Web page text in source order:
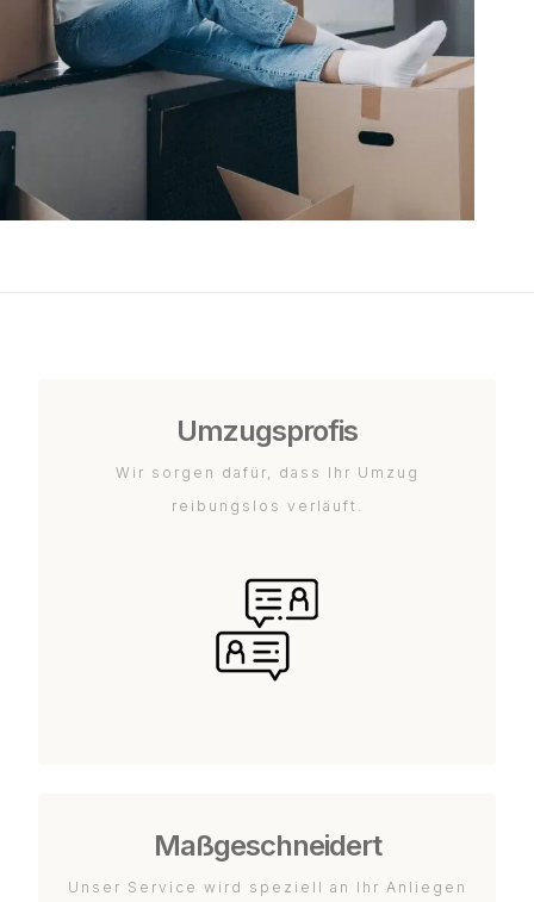
Umzugsprofis
Wir sorgen dafür, dass Ihr Umzug
reibungslos verläuft.
Maßgeschneidert
Unser Service wird speziell an Ihr Anliegen